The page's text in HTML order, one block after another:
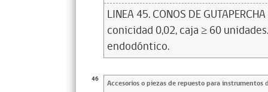
LINEA 45. CONOS DE
conicidad 0,02, caja ≥ 60
endodóntico.
46 Accesorios o piezas de repuesto para instrumentos